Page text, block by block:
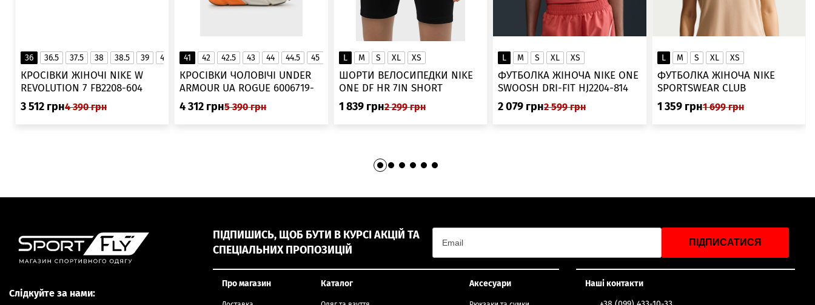
36 36.5 37.5 38 38.5 39 40 40.5
41
▲
КРОСІВКИ ЖІНОЧІ NIKE W
REVOLUTION 7 FB2208-604
3 512 грн4 390 грн
41 42 42.5 43 44 44.5 45 45.5
46
▲
КРОСІВКИ ЧОЛОВІЧІ UNDER
ARMOUR UA ROGUE 6006719-
025
4 312 грн5 390 грн
L M S XL XS
ШОРТИ ВЕЛОСИПЕДКИ NIKE
ONE DF HR 7IN SHORT
DV9022-010
1 839 грн2 299 грн
L M S XL XS
ФУТБОЛКА ЖІНОЧА NIKE ONE
SWOOSH DRI-FIT HJ2204-814
2 079 грн2 599 грн
L M S XL XS
ФУТБОЛКА ЖІНОЧА NIKE
SPORTSWEAR CLUB
ESSENTIALS DX7902-286
1 359 грн1 699 грн
Слідкуйте за нами:
ПІДПИШИСЬ, ЩОБ БУТИ В КУРСІ АКЦІЙ ТА
СПЕЦІАЛЬНИХ ПРОПОЗИЦІЙ
ПІДПИСАТИСЯ
Про магазин Каталог Аксесуари
Наші контакти